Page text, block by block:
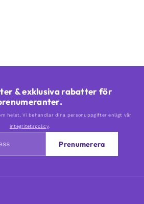
& exklusiva rabatter för
helst. Vi behandlar dina personuppgifter enligt vår
integritetspolicy.
Prenumerera